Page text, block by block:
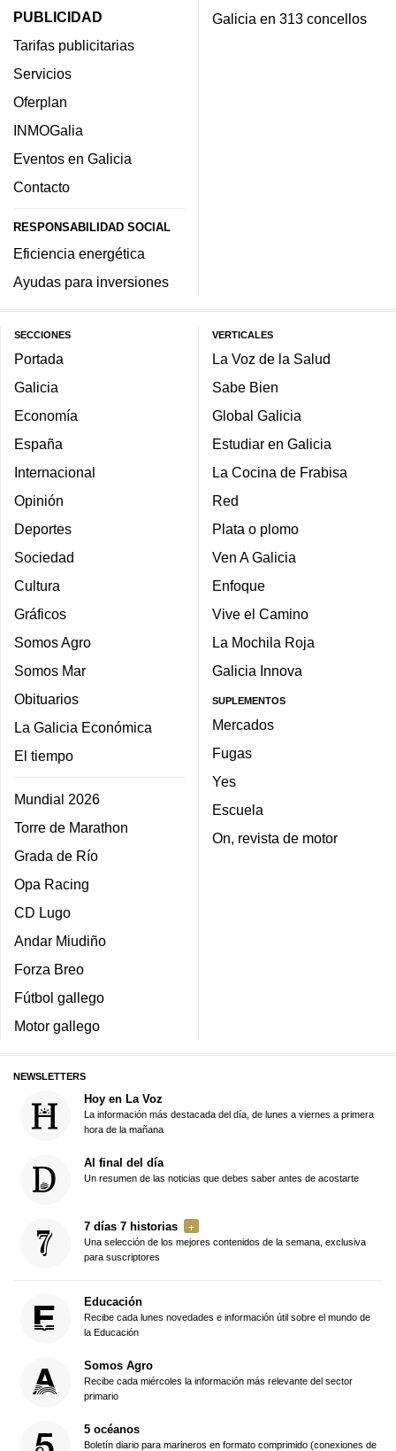
PUBLICIDAD
Tarifas publicitarias
Servicios
Oferplan
INMOGalia
Eventos en Galicia
Contacto
RESPONSABILIDAD SOCIAL
Eficiencia energética
Ayudas para inversiones
Galicia en 313 concellos
SECCIONES
Portada
Galicia
Economía
España
Internacional
Opinión
Deportes
Sociedad
Cultura
Gráficos
Somos Agro
Somos Mar
Obituarios
La Galicia Económica
El tiempo
Mundial 2026
Torre de Marathon
Grada de Río
Opa Racing
CD Lugo
Andar Miudiño
Forza Breo
Fútbol gallego
Motor gallego
VERTICALES
La Voz de la Salud
Sabe Bien
Global Galicia
Estudiar en Galicia
La Cocina de Frabisa
Red
Plata o plomo
Ven A Galicia
Enfoque
Vive el Camino
La Mochila Roja
Galicia Innova
SUPLEMENTOS
Mercados
Fugas
Yes
Escuela
On, revista de motor
NEWSLETTERS
Hoy en La Voz
La información más destacada del día, de lunes a viernes a primera
hora de la mañana
Al final del día
Un resumen de las noticias que debes saber antes de acostarte
7 días 7 historias
Una selección de los mejores contenidos de la semana, exclusiva
para suscriptores
Educación
Recibe cada lunes novedades e información útil sobre el mundo de
la Educación
Somos Agro
Recibe cada miércoles la información más relevante del sector
primario
5 océanos
Boletín diario para marineros en formato comprimido (conexiones de